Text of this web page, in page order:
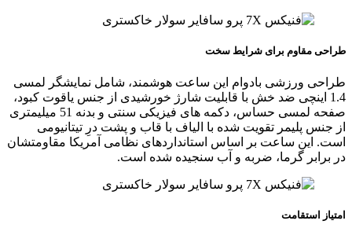
طراحی مقاوم برای شرایط سخت
طراحی ورزشی بادوام این ساعت هوشمند، شامل نمایشگر لمسی
1.4 اینچی ضد خش با قابلیت شارژ خورشیدی از جنس یاقوت کبود،
صفحه لمسی حساس، دکمه های فیزیکی سنتی و بدنه 51 میلیمتری
از جنس پلیمر تقویت شده با الیاف با قاب و پشت درِ تیتانیومی
است. این ساعت بر اساس استانداردهای نظامی آمریکا مقاومتشان
در برابر گرما، ضربه و آب سنجیده شده است.
امتیاز استقامت